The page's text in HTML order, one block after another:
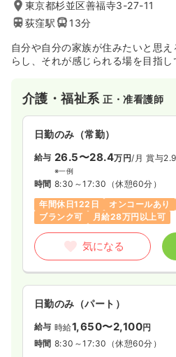
東京都杉並区善福寺3-27-11
荻窪駅
13分
自分や自分の家族が住みたいと思
らし、それが感じられる場を目指し
介護・福祉系正・准看護師
日勤のみ（常勤）
給与 26.5〜28.4万円/月 賞与
※一例
時間 8:30～17:30 （休憩60分）
年間休日122日
オンコールあり
ブランク可
月給28万円以上可
気になる
日勤のみ（パート）
給与 時給1,650〜2,100円
時間 8:30～17:30 （休憩60分）